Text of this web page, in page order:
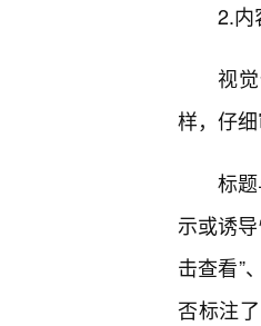
2.内
视
样，仔
标
示或诱导
击查看”
否标注